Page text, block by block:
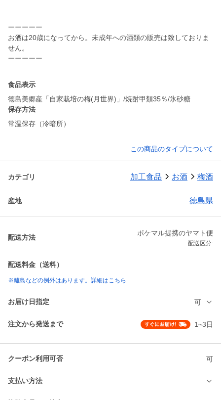
ーーーーー
お酒は20歳になってから。未成年への酒類の販売は致しておりま
せん。
ーーーーー
食品表示
徳島美郷産「自家栽培の梅(月世界)」/焼酎甲類35％/氷砂糖
保存方法
常温保存（冷暗所）
この商品のタイプについて
カテゴリ 加工食品 お酒 梅酒
産地 徳島県
配送方法
ポケマル提携のヤマト便
配送区分:
配送料金（送料）
※離島などの例外はあります。詳細はこちら
お届け日指定 可
注文から発送まで 1~3日
クーポン利用可否 可
支払い方法